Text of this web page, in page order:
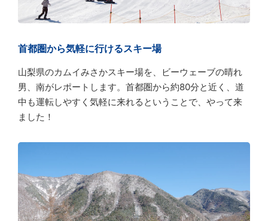
首都圏から気軽に行けるスキー場
山梨県のカムイみさかスキー場を、ビーウェーブの晴れ
男、南がレポートします。首都圏から約80分と近く、道
中も運転しやすく気軽に来れるということで、やって来
ました！